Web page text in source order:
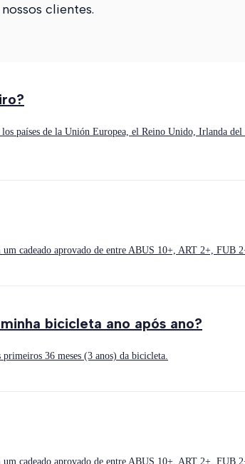
clientes.
países de la Unión Europea, el Reino Unido, Irlanda
cadeado aprovado de entre ABUS 10+, ART 2+, FUB
bicicleta ano após ano?
36 meses (3 anos) da bicicleta.
cadeado aprovado de entre ABUS 10+, ART 2+, FUB